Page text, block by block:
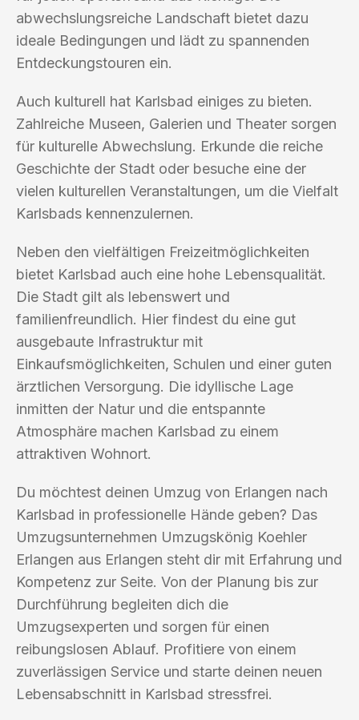
abwechslungsreiche Landschaft bietet dazu
ideale Bedingungen und lädt zu spannenden
Entdeckungstouren ein.
Auch kulturell hat Karlsbad einiges zu bieten.
Zahlreiche Museen, Galerien und Theater sorgen
für kulturelle Abwechslung. Erkunde die reiche
Geschichte der Stadt oder besuche eine der
vielen kulturellen Veranstaltungen, um die Vielfalt
Karlsbads kennenzulernen.
Neben den vielfältigen Freizeitmöglichkeiten
bietet Karlsbad auch eine hohe Lebensqualität.
Die Stadt gilt als lebenswert und
familienfreundlich. Hier findest du eine gut
ausgebaute Infrastruktur mit
Einkaufsmöglichkeiten, Schulen und einer guten
ärztlichen Versorgung. Die idyllische Lage
inmitten der Natur und die entspannte
Atmosphäre machen Karlsbad zu einem
attraktiven Wohnort.
Du möchtest deinen Umzug von Erlangen nach
Karlsbad in professionelle Hände geben? Das
Umzugsunternehmen Umzugskönig Koehler
Erlangen aus Erlangen steht dir mit Erfahrung und
Kompetenz zur Seite. Von der Planung bis zur
Durchführung begleiten dich die
Umzugsexperten und sorgen für einen
reibungslosen Ablauf. Profitiere von einem
zuverlässigen Service und starte deinen neuen
Lebensabschnitt in Karlsbad stressfrei.